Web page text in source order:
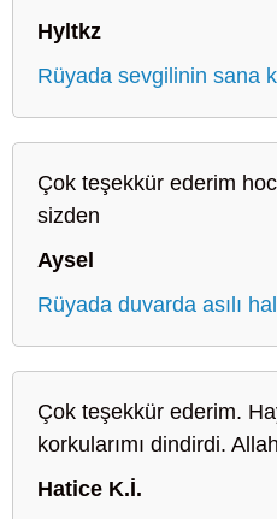
Hyltkz
Rüyada sevgilinin sana
Çok teşekkür ederim
sizden
Aysel
Rüyada duvarda asılı
Çok teşekkür ederim.
korkularımı dindirdi.
Hatice K.İ.